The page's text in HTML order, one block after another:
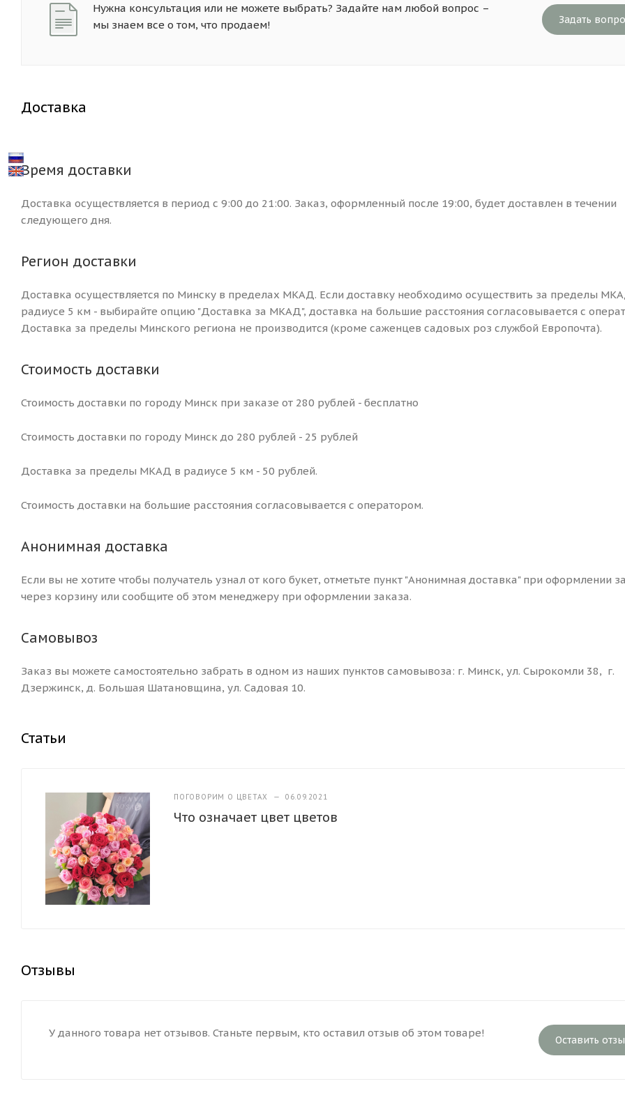
Нужна консультация или не можете выбрать? Задайте нам любой вопрос –
мы знаем все о том, что продаем!
Задать
Доставка
Время доставки
Доставка осуществляется в период с 9:00 до 21:00. Заказ, оформленный после 19:00, будет доставлен в течении
следующего дня.
Регион доставки
Доставка осуществляется по Минску в пределах МКАД. Если доставку необходимо осуществить за пределы
радиусе 5 км - выбирайте опцию "Доставка за МКАД", доставка на большие расстояния согласовывается с
Доставка за пределы Минского региона не производится (кроме саженцев садовых роз службой Европочта).
Стоимость доставки
Стоимость доставки по городу Минск при заказе от 280 рублей - бесплатно
Стоимость доставки по городу Минск до 280 рублей - 25 рублей
Доставка за пределы МКАД в радиусе 5 км - 50 рублей.
Стоимость доставки на большие расстояния согласовывается с оператором.
Анонимная доставка
Если вы не хотите чтобы получатель узнал от кого букет, отметьте пункт "Анонимная доставка" при оформлении
через корзину или сообщите об этом менеджеру при оформлении заказа.
Самовывоз
Заказ вы можете самостоятельно забрать в одном из наших пунктов самовывоза: г. Минск, ул. Сырокомли 38, г.
Дзержинск, д. Большая Шатановщина, ул. Садовая 10.
Статьи
ПОГОВОРИМ О ЦВЕТАХ — 06.09.2021
Что означает цвет цветов
Отзывы
Оставить
У данного товара нет отзывов. Станьте первым, кто оставил отзыв об этом товаре!